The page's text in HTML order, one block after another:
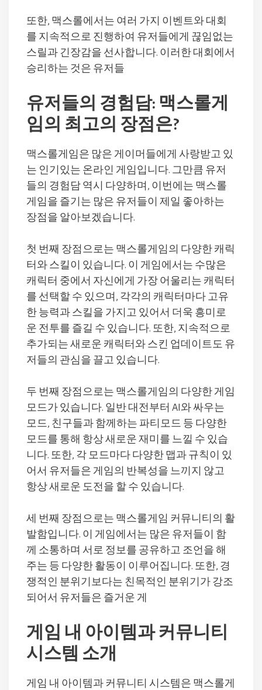
또한, 맥스롤에서는 여러 가지 이벤트와 대회
를 지속적으로 진행하여 유저들에게 끊임없는
스릴과 긴장감을 선사합니다. 이러한 대회에서
승리하는 것은 유저들
유저들의 경험담: 맥스롤게
임의 최고의 장점은?
맥스롤게임은 많은 게이머들에게 사랑받고 있
는 인기있는 온라인 게임입니다. 그만큼 유저
들의 경험담 역시 다양하며, 이번에는 맥스롤
게임을 즐기는 많은 유저들이 제일 좋아하는
장점을 알아보겠습니다.
첫 번째 장점으로는 맥스롤게임의 다양한 캐릭
터와 스킬이 있습니다. 이 게임에서는 수많은
캐릭터 중에서 자신에게 가장 어울리는 캐릭터
를 선택할 수 있으며, 각각의 캐릭터마다 고유
한 능력과 스킬을 가지고 있어서 더욱 흥미로
운 전투를 즐길 수 있습니다. 또한, 지속적으로
추가되는 새로운 캐릭터와 스킨 업데이트도 유
저들의 관심을 끌고 있습니다.
두 번째 장점으로는 맥스롤게임의 다양한 게임
모드가 있습니다. 일반 대전부터 AI와 싸우는
모드, 친구들과 함께하는 파티모드 등 다양한
모드를 통해 항상 새로운 재미를 느낄 수 있습
니다. 또한, 각 모드마다 다양한 맵과 규칙이 있
어서 유저들은 게임의 반복성을 느끼지 않고
항상 새로운 도전을 할 수 있습니다.
세 번째 장점으로는 맥스롤게임 커뮤니티의 활
발함입니다. 이 게임에서는 많은 유저들이 함
께 소통하며 서로 정보를 공유하고 조언을 해
주는 등 다양한 활동이 이루어집니다. 또한, 경
쟁적인 분위기보다는 친목적인 분위기가 강조
되어서 유저들은 즐거운 게
게임 내 아이템과 커뮤니티
시스템 소개
게임 내 아이템과 커뮤니티 시스템은 맥스롤게